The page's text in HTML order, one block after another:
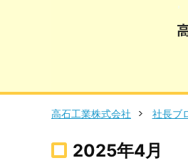
高石工業株式会社 社長ブ
2025年4月